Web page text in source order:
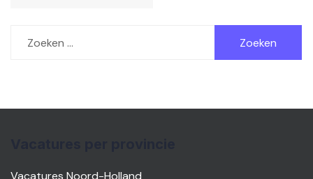
naar:
Vacatures Noord-Holland